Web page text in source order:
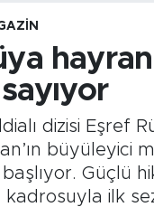
dizisi Eşref
büyüleyici
Güçlü
kadrosuyla ilk